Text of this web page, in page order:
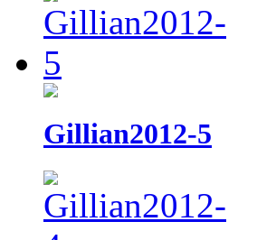
Gillian2012-5